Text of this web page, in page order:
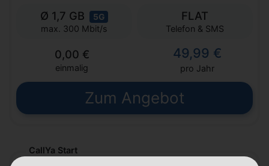
Ø 1,7 GB 5G
max. 300 Mbit/s
FLAT
Telefon & SMS
0,00 €
einmalig
49,99 €
pro Jahr
Zum Angebot
CallYa Start